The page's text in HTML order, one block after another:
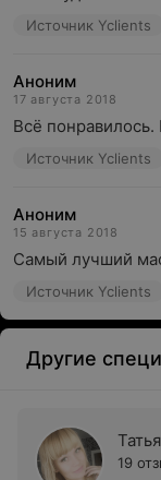
Источник Yclients
Аноним
17 августа 2018
Всё
Источник Yclients
Аноним
15 августа 2018
Самый лучший
Источник Yclients
Другие
19